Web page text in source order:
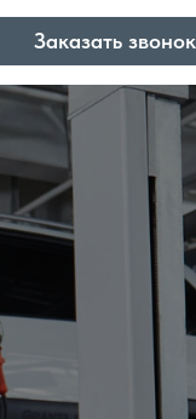
Заказать звонок